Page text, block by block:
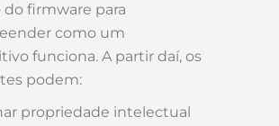
firmware para
como um
funciona. A partir daí, os
podem:
propriedade intelectual